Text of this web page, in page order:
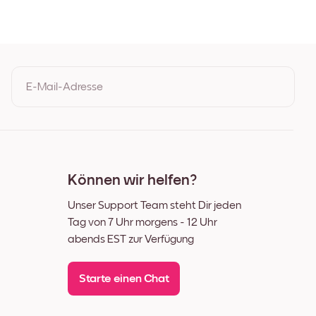
E-Mail-Adresse
Können wir helfen?
Unser Support Team steht Dir jeden
Tag von 7 Uhr morgens - 12 Uhr
abends EST zur Verfügung
Starte einen Chat